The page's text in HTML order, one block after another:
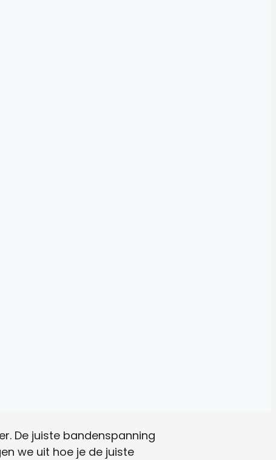
De juiste bandenspanning
we uit hoe je de juiste